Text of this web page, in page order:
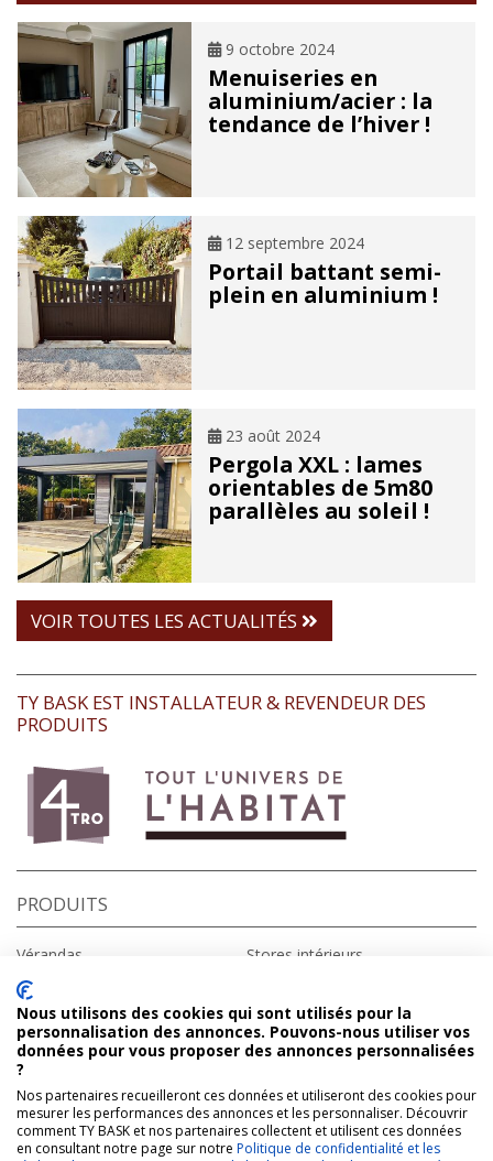
9 octobre 2024
Menuiseries en
aluminium/acier : la
tendance de l’hiver !
12 septembre 2024
Portail battant semi-
plein en aluminium !
23 août 2024
Pergola XXL : lames
orientables de 5m80
parallèles au soleil !
VOIR TOUTES LES ACTUALITÉS
TY BASK EST INSTALLATEUR & REVENDEUR DES
PRODUITS
PRODUITS
Vérandas
Fenêtres
Portes d’entrée
Volets roulants
Volets battants
Stores intérieurs
Portails
Domotique
A PROPOS
Qui sommes-nous ?
CONTACT
Ty Bask
Nous utilisons des cookies qui sont utilisés pour la
personnalisation des annonces. Pouvons-nous utiliser vos
données pour vous proposer des annonces personnalisées
?
Nos partenaires recueilleront ces données et utiliseront des cookies pour
mesurer les performances des annonces et les personnaliser. Découvrir
comment TY BASK et nos partenaires collectent et utilisent ces données
en consultant notre page sur notre Politique de confidentialité et les